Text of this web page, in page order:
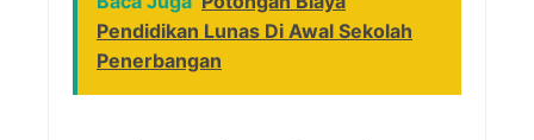
Pendidikan Lunas Di Awal Sekolah
Penerbangan